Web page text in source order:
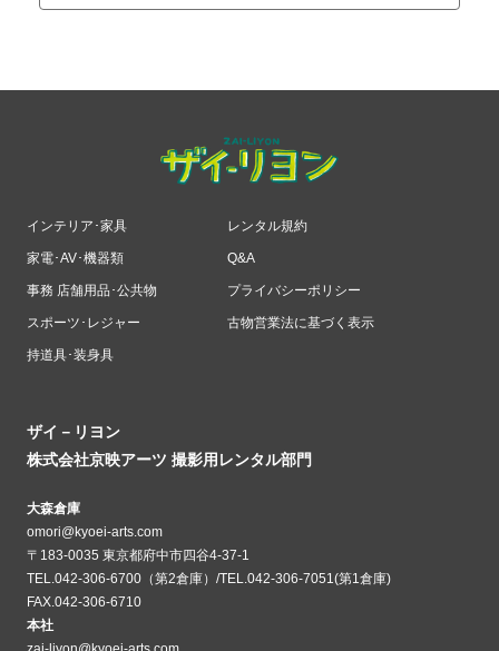
インテリア･家具
家電･AV･機器類
事務 店舗用品･公共物
スポーツ･レジャー
持道具･装身具
レンタル規約
Q&A
プライバシーポリシー
古物営業法に基づく表示
ザイ－リヨン
株式会社京映アーツ 撮影用レンタル部門
大森倉庫
omori@kyoei-arts.com
〒183-0035 東京都府中市四谷4-37-1
TEL.042-306-6700（第2倉庫）/TEL.042-306-7051(第1倉庫)
FAX.042-306-6710
本社